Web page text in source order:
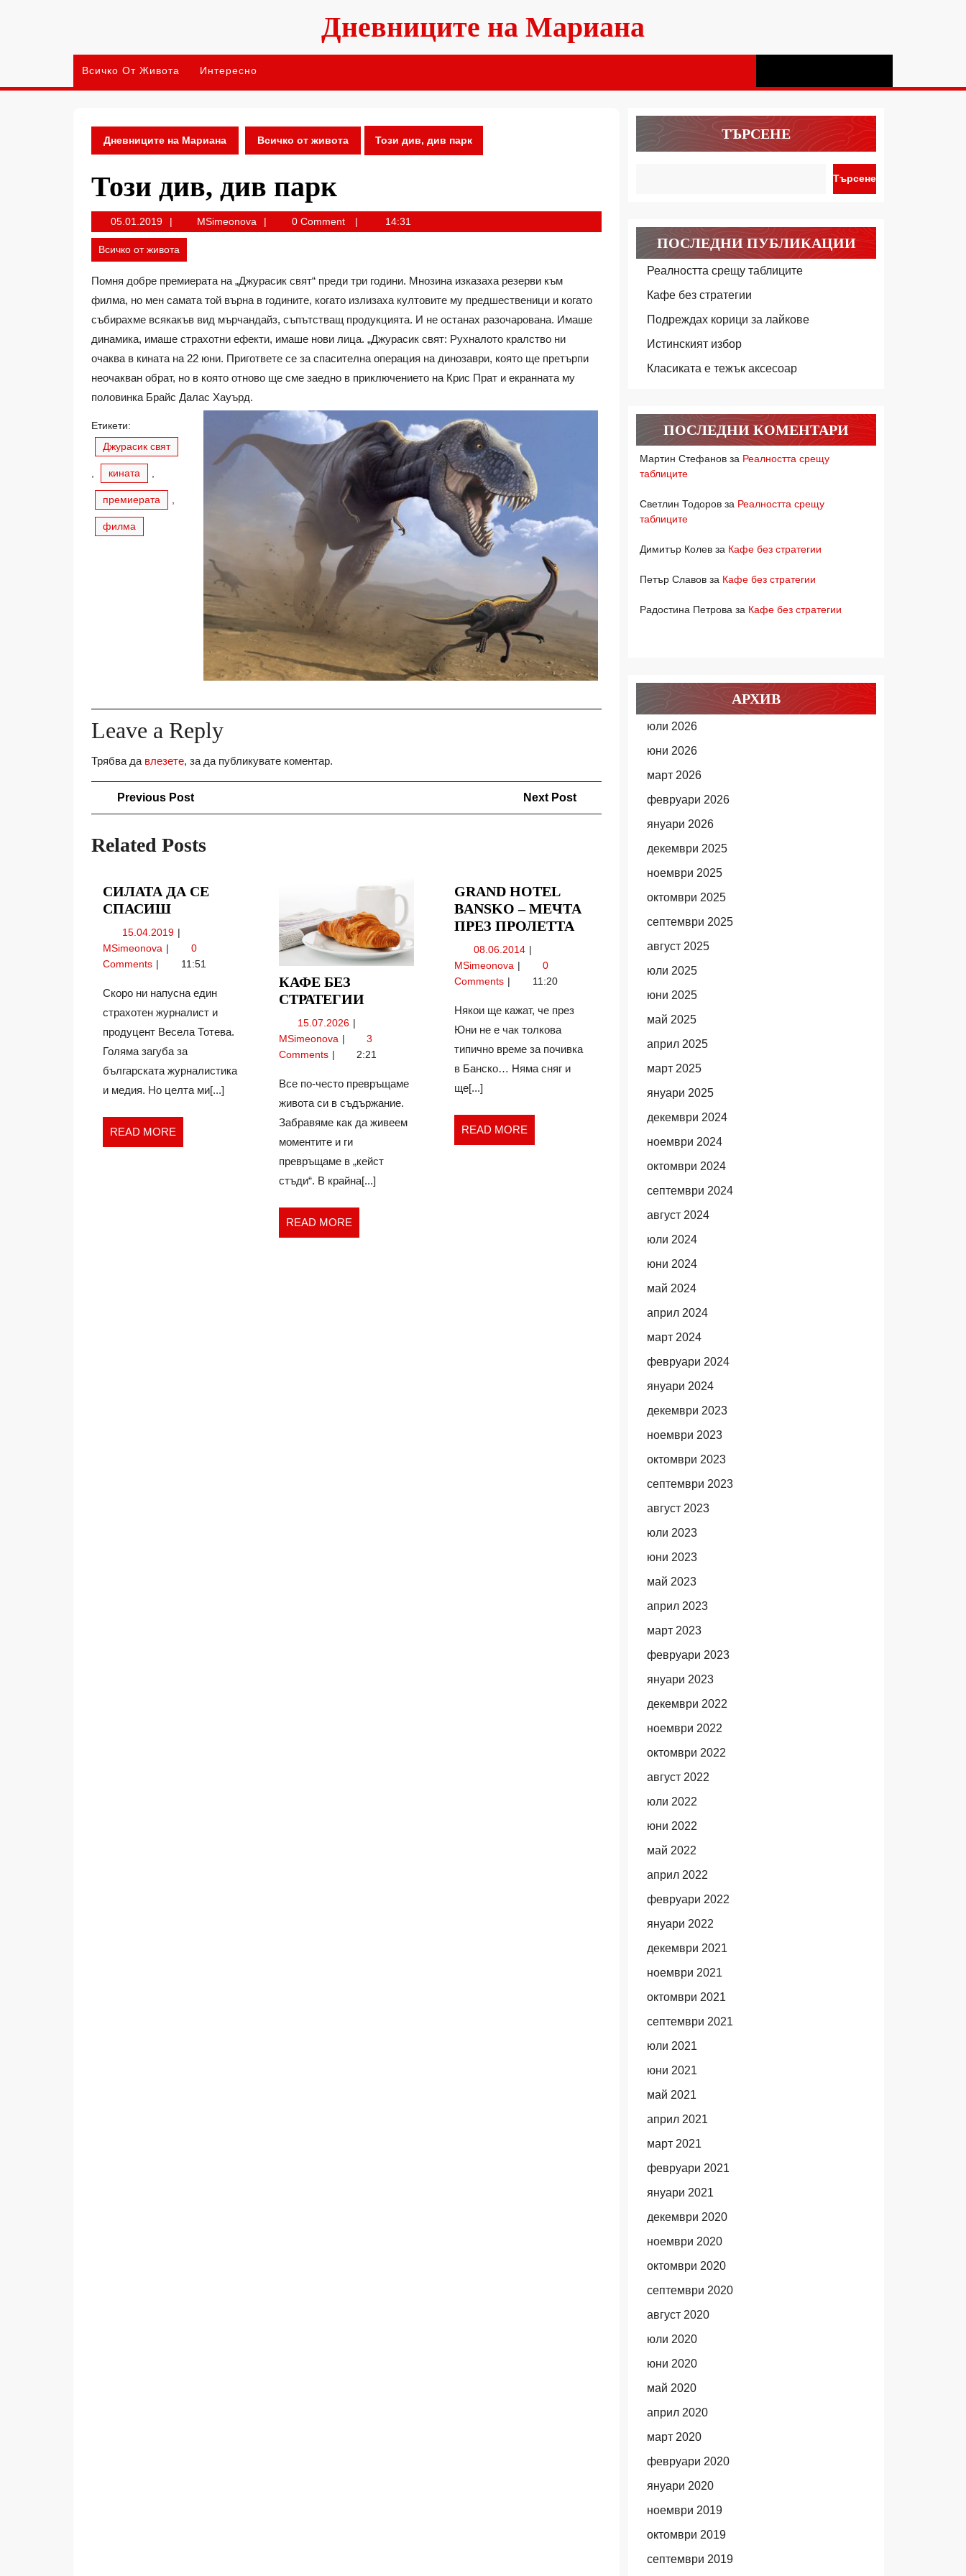
Дневниците на Мариана
Всичко От Живота Интересно
Дневниците на Мариана Всичко от живота Този див, див парк
Този див, див парк
05.01.201905.01.2019MSimeonova MSimeonova0 Comment 14:31
Всичко от живота
Помня добре премиерата на „Джурасик свят“ преди три години. Мнозина изказаха резерви към
филма, но мен самата той върна в годините, когато излизаха култовите му предшественици и когато
събирахме всякакъв вид мърчандайз, съпътстващ продукцията. И не останах разочарована. Имаше
динамика, имаше страхотни ефекти, имаше нови лица. „Джурасик свят: Рухналото кралство ни
очаква в кината на 22 юни. Пригответе се за спасителна операция на динозаври, която ще претърпи
неочакван обрат, но в която отново ще сме заедно в приключението на Крис Прат и екранната му
половинка Брайс Далас Хауърд.
Етикети:
Джурасик свят
кината
премиерата
филма
Leave a Reply
Трябва да влезете, за да публикувате коментар.
Навигация
Previous PostPrevious
Next Post
Related Posts
СИЛАТА ДА СЕ
СПАСИШСИЛАТА
ДА
СЕ
СПАСИШ
15.04.2019 15.04.2019
MSimeonova Силата
спасиш
0
Comments
11:51
Скоро ни напусна един
страхотен журналист и
продуцент Весела Тотева.
Голяма загуба за
българската журналистика
и медия. Но целта ми[...]
READ MORE
MORE
КАФЕ БЕЗ
СТРАТЕГИИКАФЕ
СТРАТЕГИИ
15.07.2026 15.07.2026
MSimeonova Кафе 3
Comments
2:21
Все по-често превръщаме
живота си в съдържание.
Забравяме как да живеем
моментите и ги
превръщаме в „кейст
стъди“. В крайна[...]
READ MOREREAD
MORE
GRAND HOTEL
BANSKO – МЕЧТА
ПРЕЗ ПРОЛЕТТА
ПРЕЗ
ПРОЛЕТТА
08.06.2014 08.06.2014
MSimeonova Grand
Hotel
–
пролетта
0
Comments
11:20
Някои ще кажат, че през
Юни не е чак толкова
типично време за почивка
в Банско… Няма сняг и
ще[...]
READ MORE
MORE
ТЪРСЕНЕ
Търсене
ПОСЛЕДНИ ПУБЛИКАЦИИ
Реалността срещу таблиците
Кафе без стратегии
Подреждах корици за лайкове
Истинският избор
Класиката е тежък аксесоар
ПОСЛЕДНИ КОМЕНТАРИ
Мартин Стефанов за Реалността срещу
таблиците
Светлин Тодоров за Реалността срещу
таблиците
Димитър Колев за Кафе без стратегии
Петър Славов за Кафе без стратегии
Радостина Петрова за Кафе без стратегии
АРХИВ
юли 2026
юни 2026
март 2026
февруари 2026
януари 2026
декември 2025
ноември 2025
октомври 2025
септември 2025
август 2025
юли 2025
юни 2025
май 2025
април 2025
март 2025
януари 2025
декември 2024
ноември 2024
октомври 2024
септември 2024
август 2024
юли 2024
юни 2024
май 2024
април 2024
март 2024
февруари 2024
януари 2024
декември 2023
ноември 2023
октомври 2023
септември 2023
август 2023
юли 2023
юни 2023
май 2023
април 2023
март 2023
февруари 2023
януари 2023
декември 2022
ноември 2022
октомври 2022
август 2022
юли 2022
юни 2022
май 2022
април 2022
февруари 2022
януари 2022
декември 2021
ноември 2021
октомври 2021
септември 2021
юли 2021
юни 2021
май 2021
април 2021
март 2021
февруари 2021
януари 2021
декември 2020
ноември 2020
октомври 2020
септември 2020
август 2020
юли 2020
юни 2020
май 2020
април 2020
март 2020
февруари 2020
януари 2020
ноември 2019
октомври 2019
септември 2019